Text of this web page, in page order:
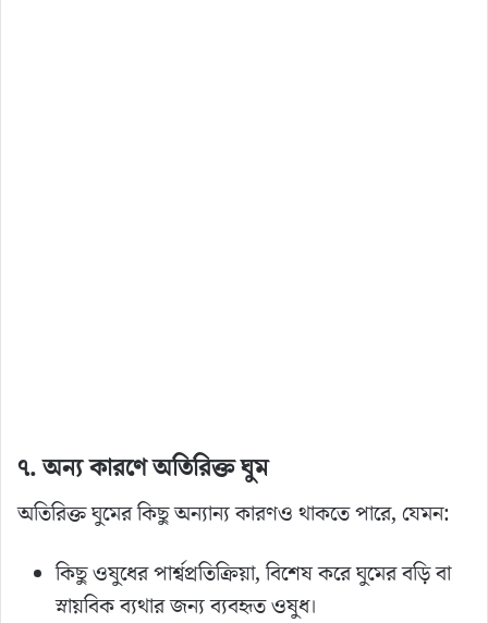
৭. অন্য কারণে অতিরিক্ত ঘুম
অতিরিক্ত ঘুমের কিছু অন্যান্য কারণও থাকতে পারে, যেমন:
কিছু ওষুধের পার্শ্বপ্রতিক্রিয়া, বিশেষ করে ঘুমের বড়ি বা
স্নায়বিক ব্যথার জন্য ব্যবহৃত ওষুধ।